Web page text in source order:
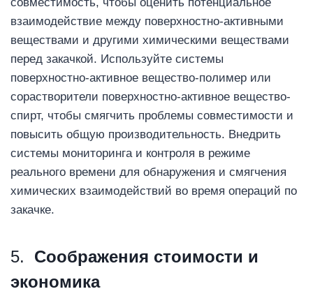
взаимодействие между поверхностно-активными
веществами и другими химическими веществами
перед закачкой. Используйте системы
поверхностно-активное вещество-полимер или
сорастворители поверхностно-активное вещество-
спирт, чтобы смягчить проблемы совместимости и
повысить общую производительность. Внедрить
системы мониторинга и контроля в режиме
реального времени для обнаружения и смягчения
химических взаимодействий во время операций по
закачке.
5. Соображения стоимости и
экономика